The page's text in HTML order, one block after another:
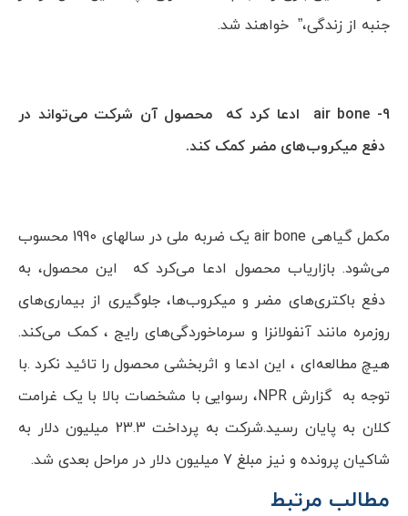
جنبه از زندگی،” خواهند شد.
9- air bone ادعا کرد که محصول آن شرکت می‌تواند در
دفع میکروب‌های مضر کمک کند.
مکمل گیاهی air bone یک ضربه ملی در سالهای 1990 محسوب
می‌شود. بازاریاب محصول ادعا می‌کرد که این محصول، به
دفع باکتری‌های مضر و میکروب‌ها، جلوگیری از بیماری‌های
روزمره مانند آنفولانزا و سرماخوردگی‌های رایج ، کمک می‌کند.
هیچ مطالعه‌ای ، این ادعا و اثربخشی محصول را تائید نکرد .با
توجه به گزارش NPR، رسوایی با مشخصات بالا با یک غرامت
کلان به پایان رسید.شرکت به پرداخت 23.3 میلیون دلار به
شاکیان پرونده و نیز مبلغ 7 میلیون دلار در مراحل بعدی شد.
مطالب مرتبط